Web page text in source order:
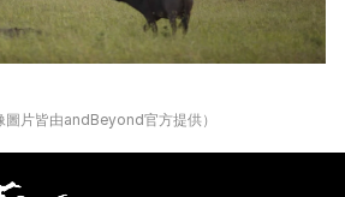
圖片皆由andBeyond官方提供）